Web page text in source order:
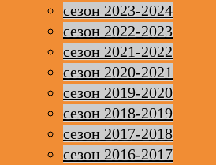
сезон 2023-2024
сезон 2022-2023
сезон 2021-2022
сезон 2020-2021
сезон 2019-2020
сезон 2018-2019
сезон 2017-2018
сезон 2016-2017